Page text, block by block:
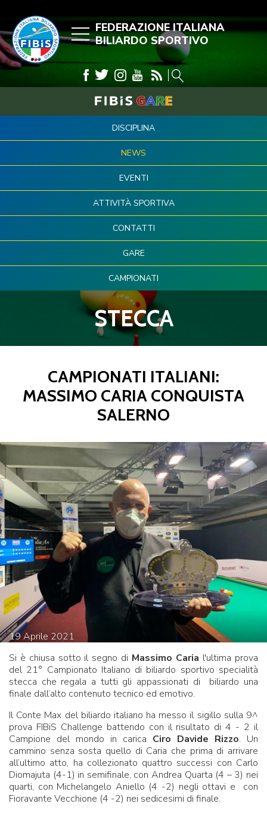
FEDERAZIONE ITALIANA
BILIARDO SPORTIVO
DISCIPLINA
NEWS
EVENTI
ATTIVITÀ SPORTIVA
CONTATTI
GARE
CAMPIONATI
STECCA
CAMPIONATI ITALIANI:
MASSIMO CARIA CONQUISTA
SALERNO
19Aprile 2021
Si è chiusa sotto il segno di Massimo Caria l'ultima prova
del 21° Campionato Italiano di biliardo sportivo specialità
stecca che regala a tutti gli appassionati di biliardo una
finale dall’alto contenuto tecnico ed emotivo.
Il Conte Max del biliardo italiano ha messo il sigillo sulla 9^
prova FIBiS Challenge battendo con il risultato di 4 - 2 il
Campione del mondo in carica Ciro Davide Rizzo. Un
cammino senza sosta quello di Caria che prima di arrivare
all’ultimo atto, ha collezionato quattro successi con Carlo
Diomajuta (4-1) in semifinale, con Andrea Quarta (4 – 3) nei
quarti, con Michelangelo Aniello (4 -2) negli ottavi e con
Fioravante Vecchione (4 -2) nei sedicesimi di finale.